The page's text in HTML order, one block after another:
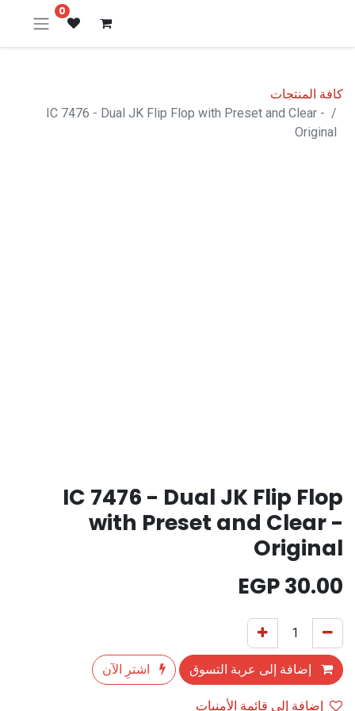
0
كافة المنتجات
IC 7476 - Dual JK Flip Flop with Preset and Clear -
Original
IC 7476 - Dual JK Flip Flop
with Preset and Clear -
Original
30.00
إضافة إلى عربة التسوق
اشترِ الآن
إضافة إلى قائمة الأمنيات